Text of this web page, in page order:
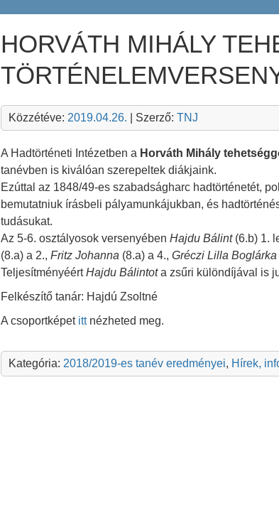
HORVÁTH MIHÁLY
Közzétéve: 2019.04.26. | Szerző: TNJ
A Hadtörténeti Intézetben a Horváth Mihály
tanévben is kiválóan szerepeltek diákjaink.
Ezúttal az 1848/49-es szabadságharc hadtörténetét,
bemutatniuk írásbeli pályamunkájukban, és
tudásukat.
Az 5-6. osztályosok versenyében Hajdu Bálint(6.b) 1.
(8.a) a 2., Fritz Johanna (8.a) a 4., Gréczi Lilla Boglárka
TeljesítményéértHajdu Bálintota zsűri különdíjával is
Felkészítő tanár: Hajdú Zsoltné
A csoportképet ittnézheted meg.
Kategória: 2018/2019-es tanév eredményei, Hírek,